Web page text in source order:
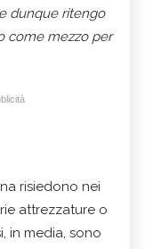
dunque ritengo
come mezzo per
risiedono nei
attrezzature o
in media, sono